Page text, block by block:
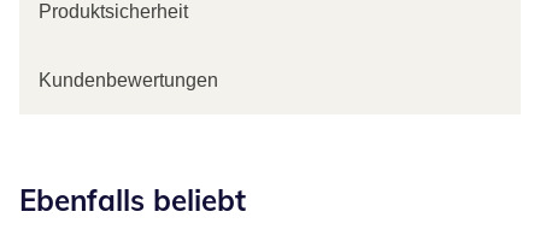
Produktsicherheit
Kundenbewertungen
Ebenfalls beliebt